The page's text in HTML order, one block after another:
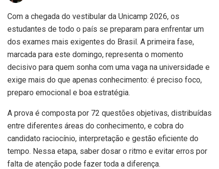
Com a chegada do vestibular da Unicamp 2026, os
estudantes de todo o país se preparam para enfrentar um
dos exames mais exigentes do Brasil. A primeira fase,
marcada para este domingo, representa o momento
decisivo para quem sonha com uma vaga na universidade e
exige mais do que apenas conhecimento: é preciso foco,
preparo emocional e boa estratégia.
A prova é composta por 72 questões objetivas, distribuídas
entre diferentes áreas do conhecimento, e cobra do
candidato raciocínio, interpretação e gestão eficiente do
tempo. Nessa etapa, saber dosar o ritmo e evitar erros por
falta de atenção pode fazer toda a diferença.